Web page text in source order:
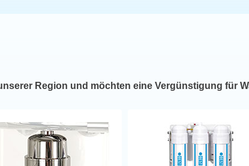
Region und möchten eine Vergünstigung für